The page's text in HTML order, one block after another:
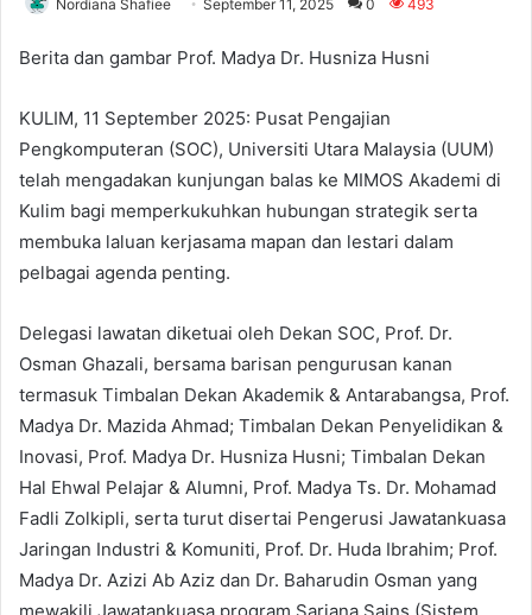
Nordiana Shafiee September 11, 2025 0 493
Berita dan gambar Prof. Madya Dr. Husniza Husni
KULIM, 11 September 2025: Pusat Pengajian
Pengkomputeran (SOC), Universiti Utara Malaysia (UUM)
telah mengadakan kunjungan balas ke MIMOS Akademi di
Kulim bagi memperkukuhkan hubungan strategik serta
membuka laluan kerjasama mapan dan lestari dalam
pelbagai agenda penting.
Delegasi lawatan diketuai oleh Dekan SOC, Prof. Dr.
Osman Ghazali, bersama barisan pengurusan kanan
termasuk Timbalan Dekan Akademik & Antarabangsa, Prof.
Madya Dr. Mazida Ahmad; Timbalan Dekan Penyelidikan &
Inovasi, Prof. Madya Dr. Husniza Husni; Timbalan Dekan
Hal Ehwal Pelajar & Alumni, Prof. Madya Ts. Dr. Mohamad
Fadli Zolkipli, serta turut disertai Pengerusi Jawatankuasa
Jaringan Industri & Komuniti, Prof. Dr. Huda Ibrahim; Prof.
Madya Dr. Azizi Ab Aziz dan Dr. Baharudin Osman yang
mewakili Jawatankuasa program Sarjana Sains (Sistem